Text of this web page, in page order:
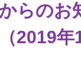
らのお
2019年